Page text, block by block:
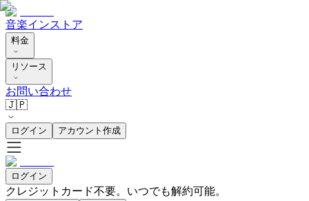
音楽インストア
料金
リソース
お問い合わせ
🇯🇵
ログイン アカウント作成
ログイン
クレジットカード不要。いつでも解約可能。